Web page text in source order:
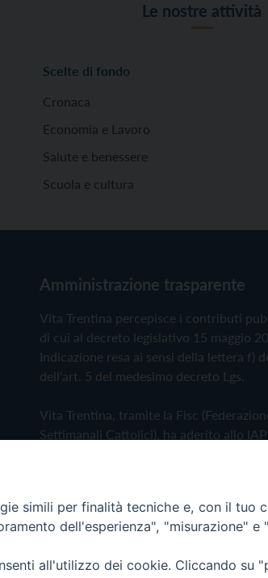
Le nostre attività
Scelte di fondo
Cronaca
Economia e Lavoro
Salute e benessere
Scuola e cultura
Amministrazione trasparente
Vita Trentina percepisce i contributi
di cui al decreto legislativo 15 maggio
Indicazione resa ai sensi della lettera f)
dell'art. 5 del medesimo decreto Lgs.
Vita Trentina, tramite la Fisc
Settimanali Cattolici), ha aderito allo
Privacy Policy Cookie Policy
simili per finalità tecniche e, con il tuo
dell'esperienza", "misurazione"
all'utilizzo dei cookie. Cliccando su